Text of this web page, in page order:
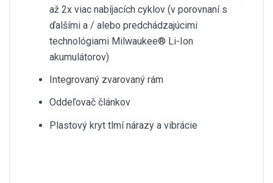
až 2x viac nabíjacích cyklov (v porovnaní s
ďalšími a / alebo predchádzajúcimi
technológiami Milwaukee® Li-Ion
akumulátorov)
Integrovaný zvarovaný rám
Oddeľovač článkov
Plastový kryt tlmí nárazy a vibrácie